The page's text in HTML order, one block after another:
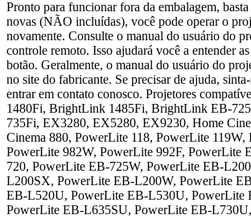
Pronto para funcionar fora da embalagem,
novas (NÃO incluídas), você pode operar o
novamente. Consulte o manual do usuário do
controle remoto. Isso ajudará você a entender
botão. Geralmente, o manual do usuário do
no site do fabricante. Se precisar de ajuda,
entrar em contato conosco. Projetores
1480Fi, BrightLink 1485Fi, BrightLink EB-
735Fi, EX3280, EX5280, EX9230, Home
Cinema 880, PowerLite 118, PowerLite 119W,
PowerLite 982W, PowerLite 992F, PowerLite
720, PowerLite EB-725W, PowerLite EB-
L200SX, PowerLite EB-L200W, PowerLite
EB-L520U, PowerLite EB-L530U, PowerLite
PowerLite EB-L635SU, PowerLite EB-